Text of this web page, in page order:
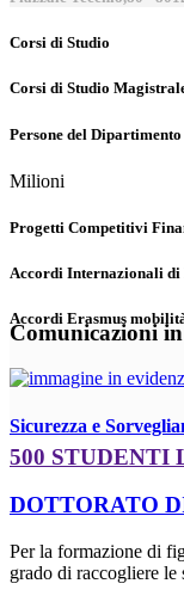
Corsi di Studio
Corsi di Studio
Persone del Dipartimento
Milioni
Progetti Competitivi
Accordi Internazionali di
Accordi Erasmus
Comunicazioni
Sicurezza e
500 STUDENTI
DOTTORATO
Per la formazione di
grado di raccogliere